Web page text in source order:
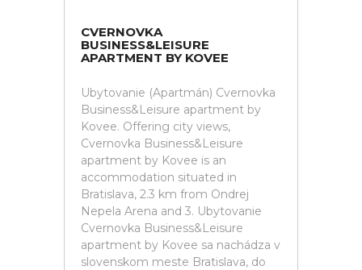
CVERNOVKA
BUSINESS&LEISURE
APARTMENT BY KOVEE
Ubytovanie (Apartmán) Cvernovka
Business&Leisure apartment by
Kovee. Offering city views,
Cvernovka Business&Leisure
apartment by Kovee is an
accommodation situated in
Bratislava, 2.3 km from Ondrej
Nepela Arena and 3. Ubytovanie
Cvernovka Business&Leisure
apartment by Kovee sa nachádza v
slovenskom meste Bratislava, do